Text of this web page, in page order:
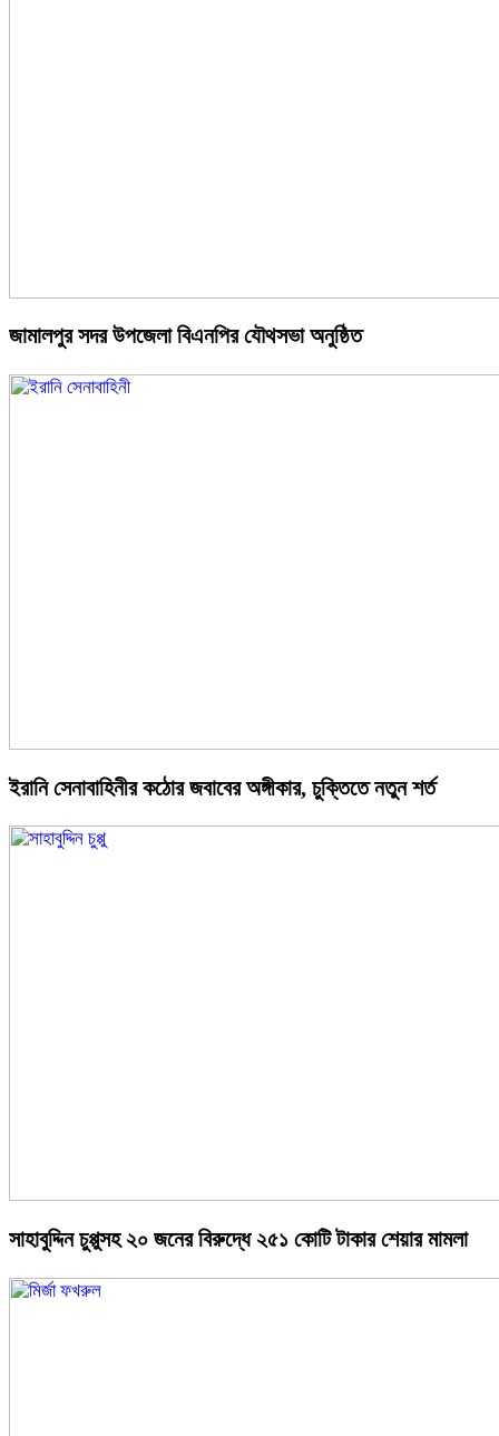
জামালপুর সদর উপজেলা বিএনপির যৌথসভা অনুষ্ঠিত
ইরানি সেনাবাহিনীর কঠোর জবাবের অঙ্গীকার, চুক্তিতে নতুন শর্ত
সাহাবুদ্দিন চুপ্পুসহ ২০ জনের বিরুদ্ধে ২৫১ কোটি টাকার শেয়ার মামলা